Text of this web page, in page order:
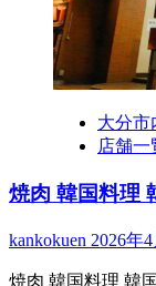
大分市
店舗一
焼肉 韓国料理
kankokuen 2026年4
焼肉 韓国料理 韓